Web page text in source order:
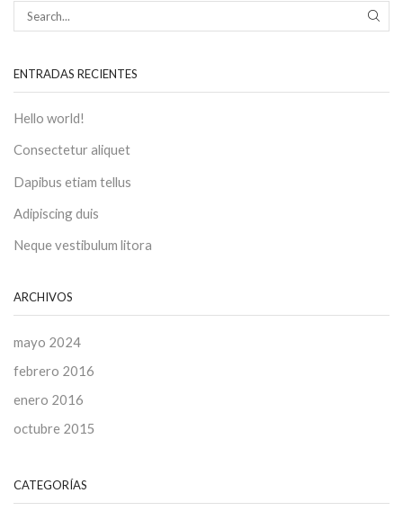
ENTRADAS RECIENTES
Hello world!
Consectetur aliquet
Dapibus etiam tellus
Adipiscing duis
Neque vestibulum litora
ARCHIVOS
mayo 2024
febrero 2016
enero 2016
octubre 2015
CATEGORÍAS